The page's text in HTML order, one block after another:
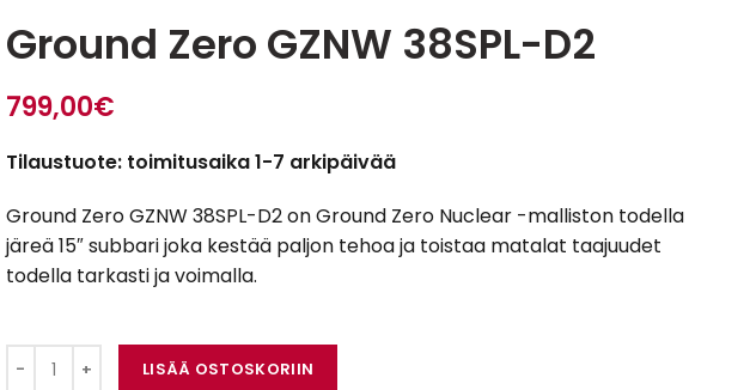
Ground Zero GZNW 38SPL-D2
799,00€
Tilaustuote: toimitusaika 1-7 arkipäivää
Ground Zero GZNW 38SPL-D2 on Ground Zero Nuclear -malliston todella
järeä 15″ subbari joka kestää paljon tehoa ja toistaa matalat taajuudet
todella tarkasti ja voimalla.
Ground Zero GZNW 38SPL-D2 määrä
LISÄÄ OSTOSKORIIN